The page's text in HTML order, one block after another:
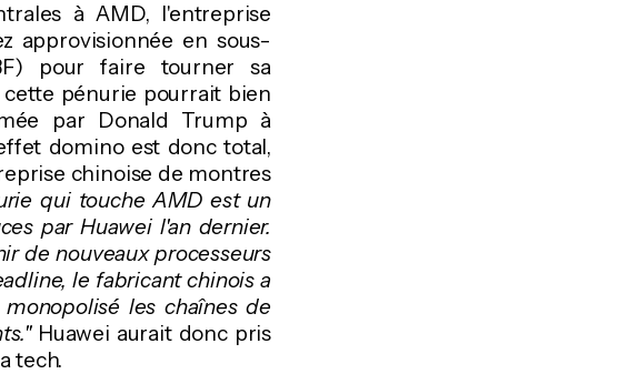
à AMD, l'entreprise
approvisionnée en sous-
pour faire tourner sa
pénurie pourrait bien
par Donald Trump à
domino est donc total,
chinoise de montres
qui touche AMD est un
par Huawei l'an dernier.
de nouveaux processeurs
le fabricant chinois a
les chaînes de
Huawei aurait donc pris
tech.